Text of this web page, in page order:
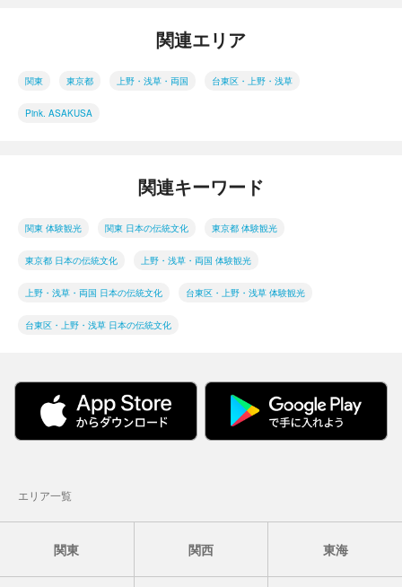
関連エリア
関東 東京都 上野・浅草・両国 台東区・上野・浅草
Pink. ASAKUSA
関連キーワード
関東 体験観光 関東 日本の伝統文化 東京都 体験観光
東京都 日本の伝統文化 上野・浅草・両国 体験観光
上野・浅草・両国 日本の伝統文化 台東区・上野・浅草 体験観光
台東区・上野・浅草 日本の伝統文化
エリア一覧
関東 関西 東海